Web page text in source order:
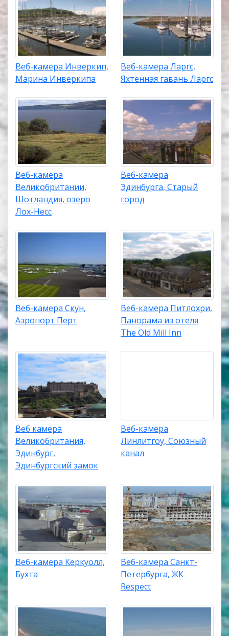
Веб-камера Инверкип,
Марина Инверкипа
Веб-камера Ларгс,
Яхтенная гавань Ларгс
Веб-камера
Великобритании,
Шотландия, озеро
Лох-Несс
Веб-камера
Эдинбурга, Старый
город
Веб-камера Скун,
Аэропорт Перт
Веб-камера Питлохри,
Панорама из отеля
The Old Mill Inn
Веб камера
Великобритания,
Эдинбург,
Эдинбургский замок
Веб-камера
Линлитгоу, Союзный
канал
Веб-камера Керкуолл,
Бухта
Веб-камера Санкт-
Петербурга, ЖК
Respect